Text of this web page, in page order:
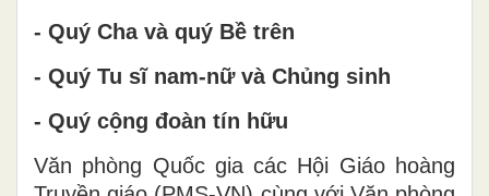
- Quý Cha và quý Bề trên
- Quý Tu sĩ nam-nữ và Chủng sinh
- Quý cộng đoàn tín hữu
Văn phòng Quốc gia các Hội Giáo hoàng